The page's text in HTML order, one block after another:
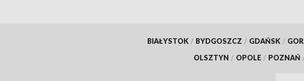
BIAŁYSTOK / BYDGOSZCZ / GDAŃSK /
OLSZTYN / OPOLE / POZNAŃ